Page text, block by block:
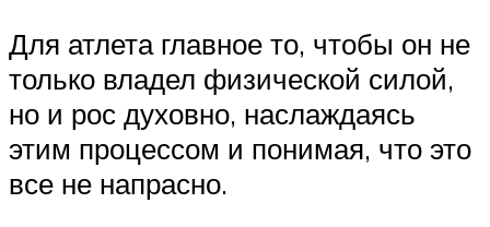
Для атлета главное то, чтобы он не
только владел физической силой,
но и рос духовно, наслаждаясь
этим процессом и понимая, что это
все не напрасно.